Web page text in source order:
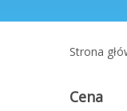
Strona
Cena